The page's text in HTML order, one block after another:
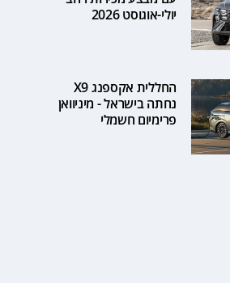
יולי-אוגוסט 2026
החללית אקספנג X9
נחתה בישראל - מיניוואן
פרימיום חשמלי